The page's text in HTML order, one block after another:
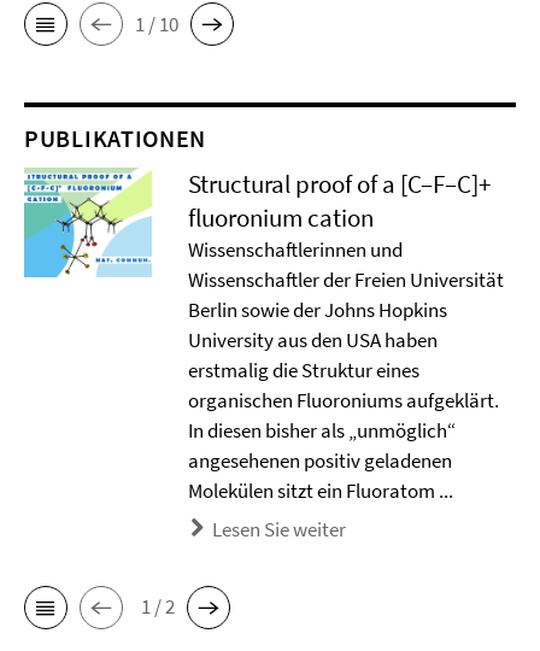
1 / 10
PUBLIKATIONEN
Structural proof of a [C–F–C]+
ﬂuoronium cation
Wissenschaftlerinnen und
Wissenschaftler der Freien Universität
Berlin sowie der Johns Hopkins
University aus den USA haben
erstmalig die Struktur eines
organischen Fluoroniums aufgeklärt.
In diesen bisher als „unmöglich“
angesehenen positiv geladenen
Molekülen sitzt ein Fluoratom ...
Lesen Sie weiter
1 / 2